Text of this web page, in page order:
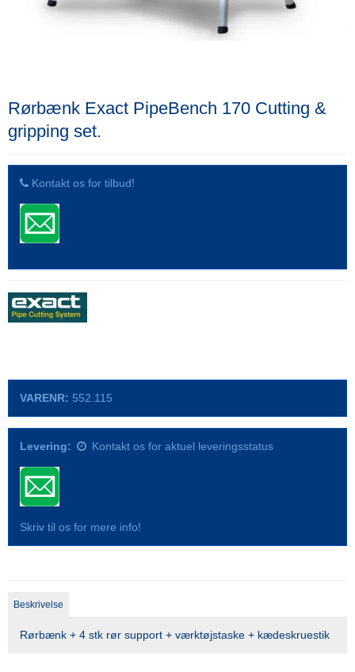
Rørbænk Exact PipeBench 170 Cutting &
gripping set.
Kontakt os for tilbud!
VARENR: 552.115
Levering: Kontakt os for aktuel leveringsstatus
Skriv til os for mere info!
Beskrivelse
Rørbænk + 4 stk rør support + værktøjstaske + kædeskruestik